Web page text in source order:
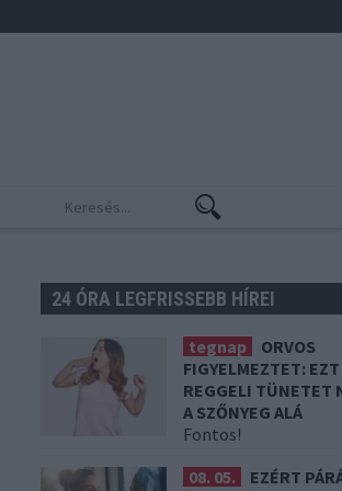
24 ÓRA LEGFRISSEBB HÍREI
tegnap
ORVOS
FIGYELMEZTET:
REGGELI TÜNETET
A SZŐNYEG ALÁ
Fontos!
08. 05.
EZÉRT